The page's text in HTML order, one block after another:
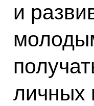
и
личных